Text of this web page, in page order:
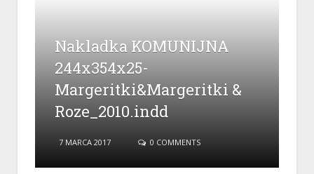
Nakladka KOMUNIJNA
244x354x25-
Margeritki&Margeritki &
Roze_2010.indd
7 MARCA 2017 0 COMMENTS